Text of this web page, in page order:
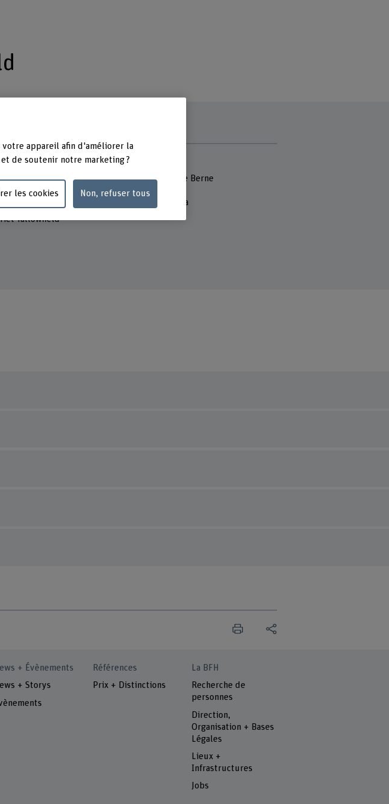
fallowfield
Adresse
Berner Fachhochschule
Haute école des arts de Berne
Musik
Papiermühlestrasse 13a
+ Évènements
+ Storys
Références
Prix + Distinctions
La BFH
Recherche de
personnes
Direction,
Organisation + Bases
Légales
Lieux +
Infrastructures
Jobs
appareil afin d'améliorer la
de soutenir notre marketing ?
les cookies Non, refuser tous